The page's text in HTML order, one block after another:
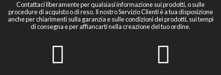
Contattaci liberamente per qualsiasi informazione sui prodotti, o sulle
procedure di acquisto o di reso. Il nostro Servizio Clienti è a tua disposizione
anche per chiarimenti sulla garanzia e sulle condizioni dei prodotti, sui tempi
di consegna e per affiancarti nella creazione del tuo ordine.